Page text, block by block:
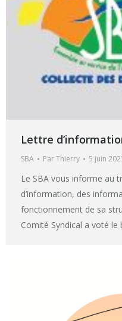
Lettre
SBA ParThierry 5 juin
Le SBA vous informe au
d’information, des
fonctionnement de sa
Comité Syndical a voté le